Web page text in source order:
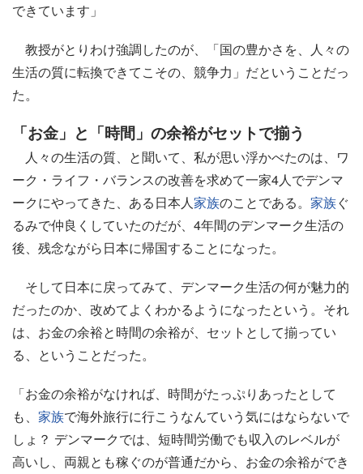
できています」
教授がとりわけ強調したのが、「国の豊かさを、人々の
生活の質に転換できてこその、競争力」だということだっ
た。
「お金」と「時間」の余裕がセットで揃う
人々の生活の質、と聞いて、私が思い浮かべたのは、ワ
ーク・ライフ・バランスの改善を求めて一家4人でデンマ
ークにやってきた、ある日本人家族のことである。 家族ぐ
るみで仲良くしていたのだが、4年間のデンマーク生活の
後、残念ながら日本に帰国することになった。
そして日本に戻ってみて、デンマーク生活の何が魅力的
だったのか、改めてよくわかるようになったという。それ
は、お金の余裕と時間の余裕が、セットとして揃ってい
る、ということだった。
「お金の余裕がなければ、時間がたっぷりあったとして
も、 家族で海外旅行に行こうなんていう気にはならないで
しょ？ デンマークでは、短時間労働でも収入のレベルが
高いし、両親とも稼ぐのが普通だから、お金の余裕ができ